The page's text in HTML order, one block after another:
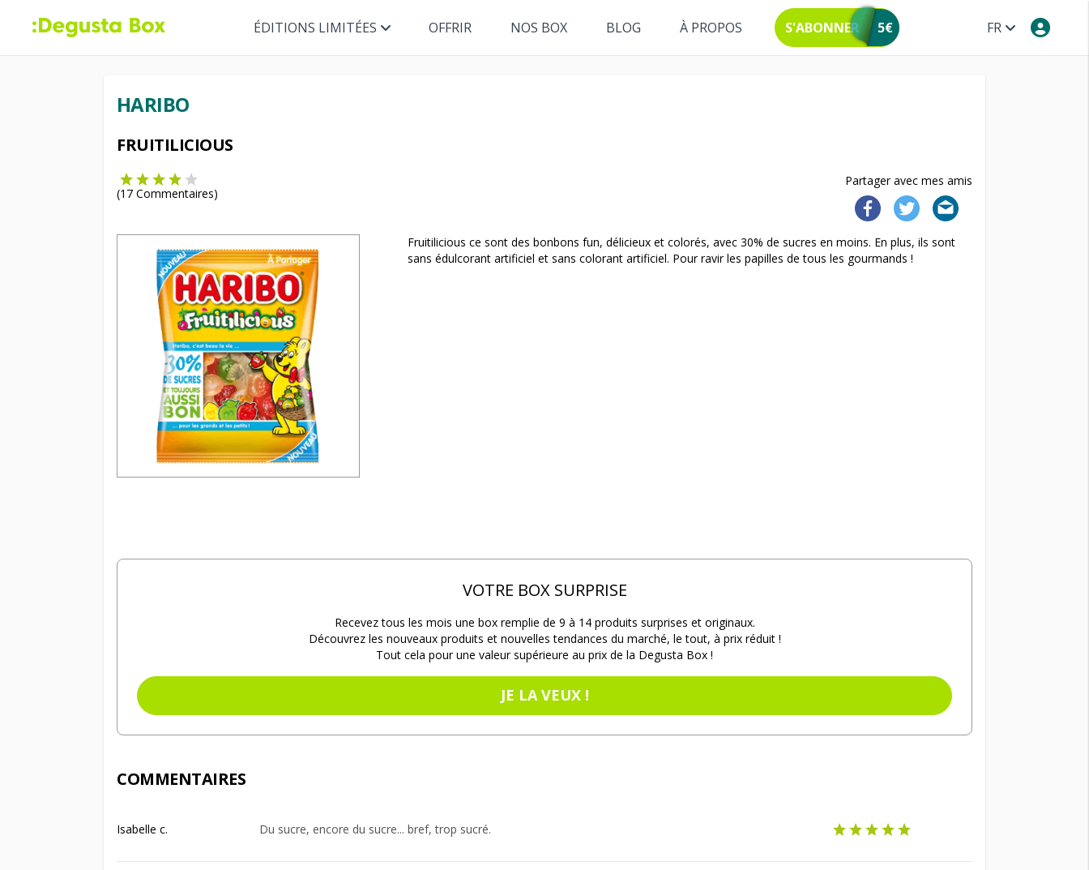
FR
ÉDITIONS LIMITÉES OFFRIR NOS BOX BLOG À PROPOS S'ABONNER 5€
HARIBO
FRUITILICIOUS
Partager avec mes amis
(17 Commentaires)
Fruitilicious ce sont des bonbons fun, délicieux et colorés, avec 30% de sucres en moins. En plus, ils sont
sans édulcorant artificiel et sans colorant artificiel. Pour ravir les papilles de tous les gourmands !
VOTRE BOX SURPRISE
Recevez tous les mois une box remplie de 9 à 14 produits surprises et originaux.
Découvrez les nouveaux produits et nouvelles tendances du marché, le tout, à prix réduit !
Tout cela pour une valeur supérieure au prix de la Degusta Box !
JE LA VEUX !
COMMENTAIRES
Isabelle c. Du sucre, encore du sucre... bref, trop sucré.